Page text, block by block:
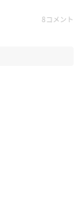
8コメント